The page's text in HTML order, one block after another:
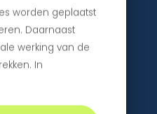
worden geplaatst
Daarnaast
werking van de
In